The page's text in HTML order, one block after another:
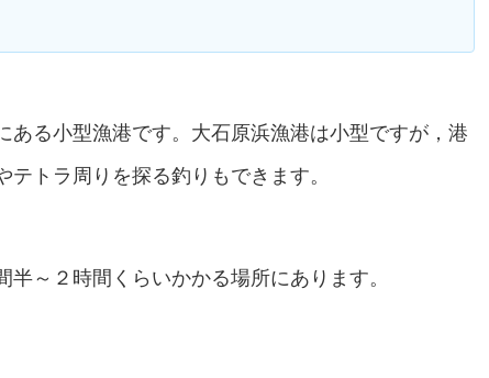
ある小型漁港です。大石原浜漁港は小型ですが，港
トラ周りを探る釣りもできます。
～２時間くらいかかる場所にあります。